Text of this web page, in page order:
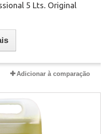
5 Lts. Original
Adicionar à comparação